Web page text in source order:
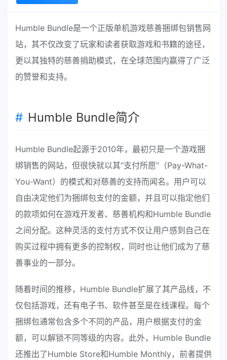
Humble Bundle是一个正版单机游戏慈善捆绑包销售网
站，其不仅改变了玩家和读者获取游戏和书籍的途径，
更以其独特的慈善捐助模式，在全球范围内赢得了广泛
的赞誉和支持。
Humble Bundle简介
Humble Bundle起源于2010年，最初只是一个游戏捆
绑销售的网站，但很快就以其“支付所愿”（Pay-What-
You-Want）的模式和对慈善的支持而闻名。用户可以
自由决定他们为捆绑包支付的金额，并且可以指定他们
的款项如何在游戏开发者、慈善机构和Humble Bundle
之间分配。这种灵活的支付方式不仅让用户感到自己在
购买过程中拥有更多的控制权，同时也让他们成为了慈
善事业的一部分。
随着时间的推移，Humble Bundle扩展了其产品线，不
仅包括游戏，还有电子书、软件甚至是在线课程。每个
捆绑包通常包含多个不同的产品，用户根据支付的金
额，可以解锁不同等级的内容。此外，Humble Bundle
还推出了Humble Store和Humble Monthly，前者提供